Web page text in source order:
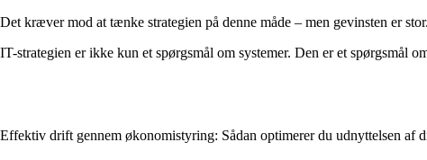
Det kræver mod at tænke strategien på denne måde – men gevinsten er
IT-strategien er ikke kun et spørgsmål om systemer. Den er et spørgsmål
Effektiv drift gennem økonomistyring: Sådan optimerer du udnyttelsen af